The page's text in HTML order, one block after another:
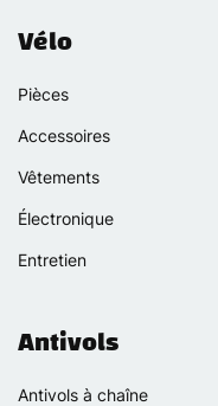
Vélo
Pièces
Accessoires
Vêtements
Électronique
Entretien
Antivols
Antivols à chaîne